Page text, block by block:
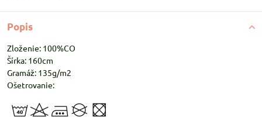
Popis
Zloženie: 100%CO
Šírka: 160cm
Gramáž: 135g/m2
Ošetrovanie: